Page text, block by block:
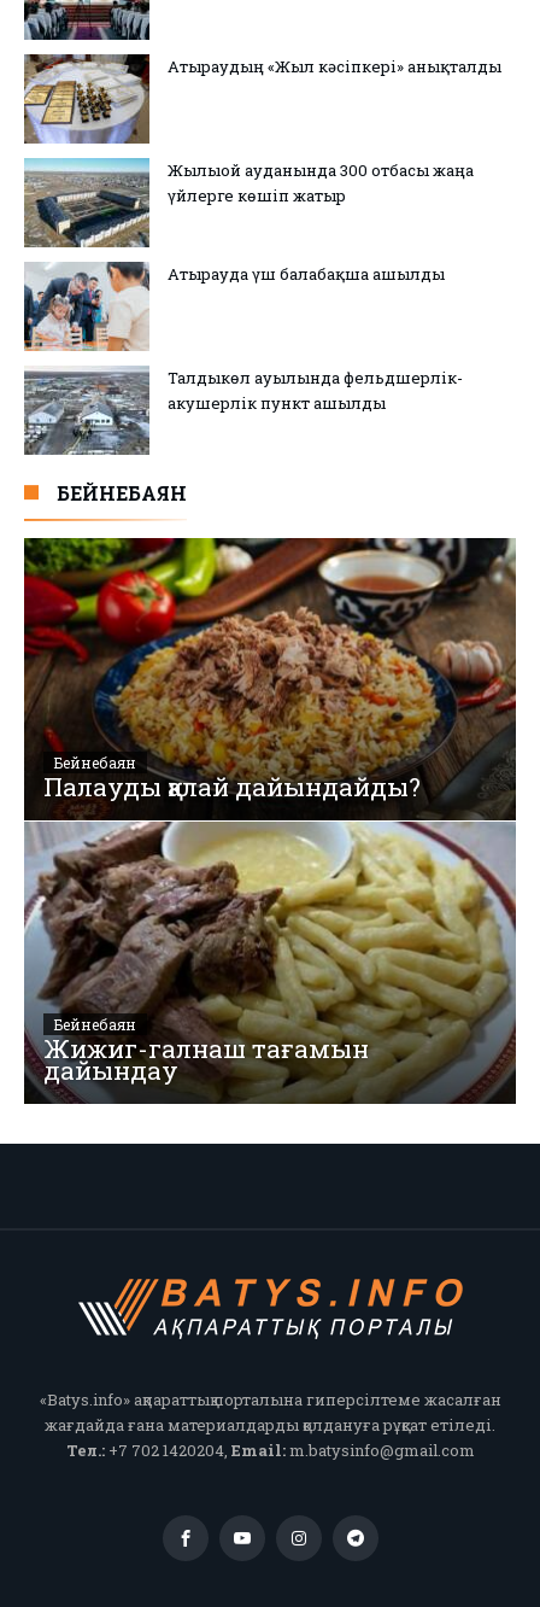
Атыраудың «Жыл кәсіпкері» анықталды
Жылыой ауданында 300 отбасы жаңа
үйлерге көшіп жатыр
Атырауда үш балабақша ашылды
Талдыкөл ауылында фельдшерлік-
акушерлік пункт ашылды
БЕЙНЕБАЯН
Бейнебаян
Палауды қалай дайындайды?
Бейнебаян
Жижиг-галнаш тағамын
дайындау
«Batys.info» ақпараттық порталына гиперсілтеме жасалған
жағдайда ғана материалдарды қолдануға рұқсат етіледі.
Тел.:+7 702 1420204, Email:m.batysinfo@gmail.com